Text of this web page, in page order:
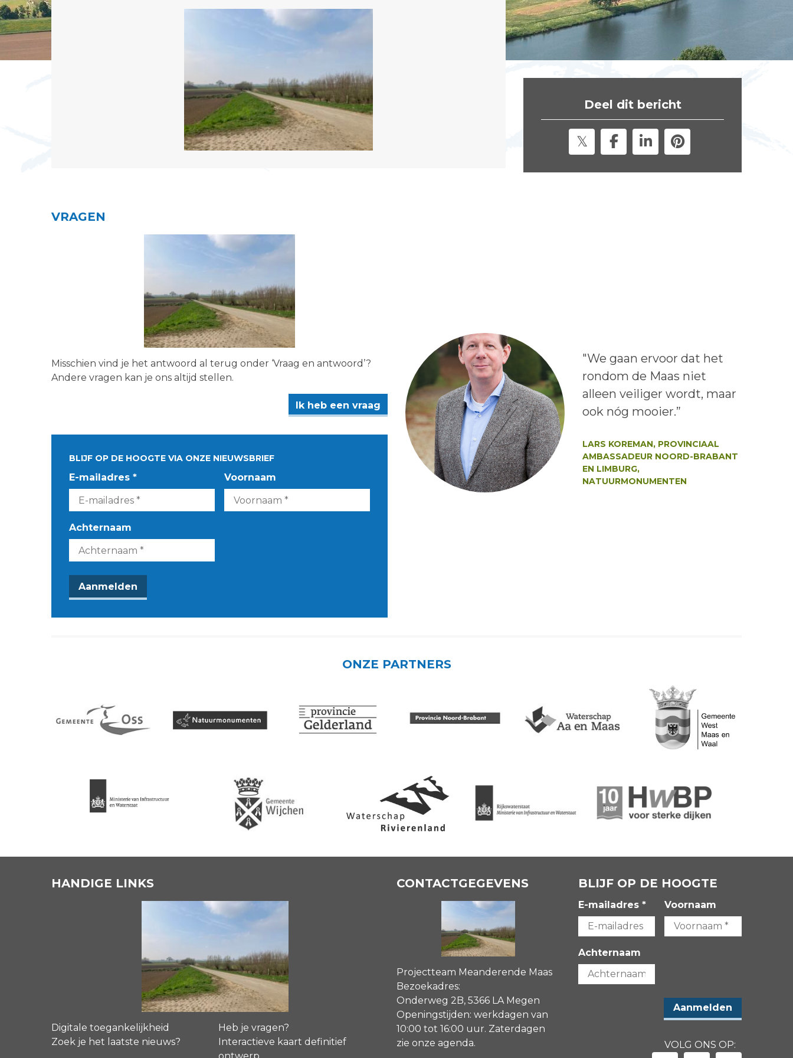
Deel dit bericht
VRAGEN
Misschien vind je het antwoord al terug onder ‘Vraag en antwoord’?
Andere vragen kan je ons altijd stellen.
Ik heb een vraag
BLIJF OP DE HOOGTE VIA ONZE NIEUWSBRIEF
E-mailadres * Voornaam
Achternaam
Lees het bericht:
"We gaan ervoor dat het
rondom de Maas niet
alleen veiliger wordt, maar
ook nóg mooier.”
LARS KOREMAN, PROVINCIAAL
AMBASSADEUR NOORD-BRABANT
EN LIMBURG,
NATUURMONUMENTEN
ONZE PARTNERS
HANDIGE LINKS
Digitale toegankelijkheid
Heb je vragen?
Zoek je het laatste nieuws?
Interactieve kaart definitief
ontwerp
CONTACTGEGEVENS
Projectteam Meanderende Maas
Bezoekadres:
Onderweg 2B, 5366 LA Megen
Openingstijden: werkdagen van
10:00 tot 16:00 uur. Zaterdagen
zie onze agenda.
BLIJF OP DE HOOGTE
E-mailadres * Voornaam
Achternaam
VOLG ONS OP: